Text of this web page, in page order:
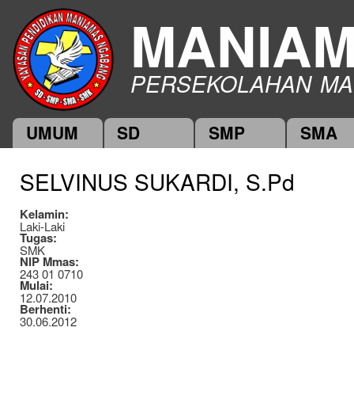
PERSEKOLAHAN
Main menu
UMUM SD SMP SMA
SELVINUS SUKARDI, S.Pd
Kelamin:
Laki-Laki
Tugas:
SMK
NIP Mmas:
243 01 0710
Mulai:
12.07.2010
Berhenti:
30.06.2012